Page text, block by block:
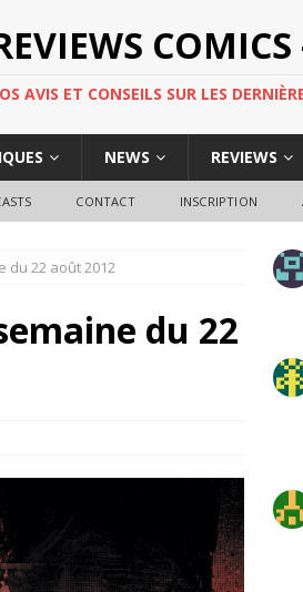
AVIS ET CONSEILS SUR LES
NEWS REVIEWS
CONTACT INSCRIPTION
du 22 août 2012
du 22